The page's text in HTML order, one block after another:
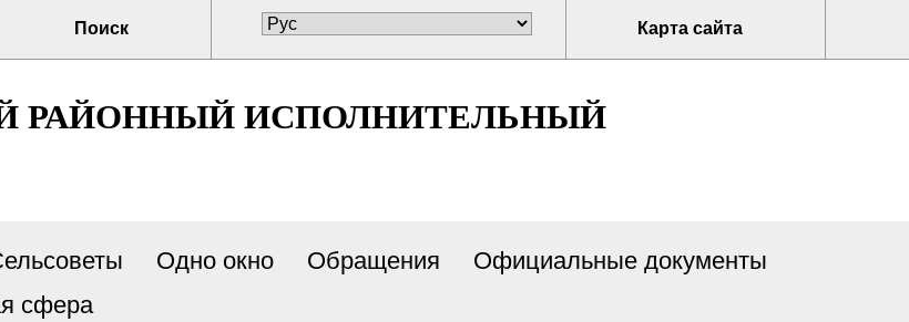
Поиск Карта сайта
РАЙОННЫЙ ИСПОЛНИТЕЛЬНЫЙ
Одно окно Обращения
Официальные документы
сфера